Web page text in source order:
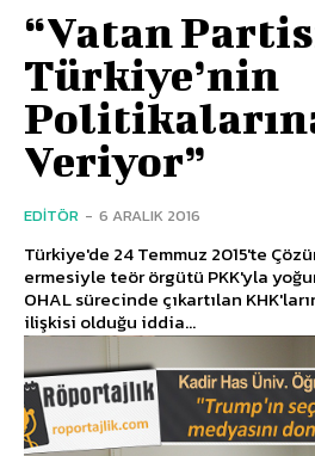
“Vatan
Türkiye’nin
Veriyor”
EDITÖR - 6 ARALIK 2016
Türkiye'de 24 Temmuz 2015'te
ermesiyle teör örgütü PKK'yla
OHAL sürecinde çıkartılan
ilişkisi olduğu iddia...